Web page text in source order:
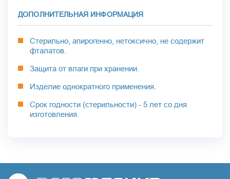
ДОПОЛНИТЕЛЬНАЯ ИНФОРМАЦИЯ
Стерильно, апирогенно, нетоксично, не содержит
фталатов.
Защита от влаги при хранении.
Изделие однократного применения.
Срок годности (стерильности) - 5 лет со дня
изготовления.